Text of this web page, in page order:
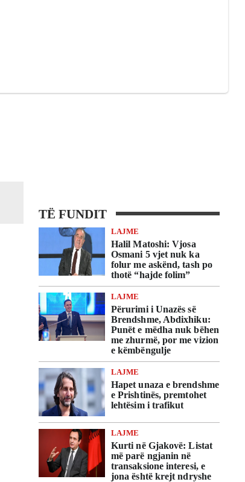
TË FUNDIT
LAJME
Halil Matoshi: Vjosa
Osmani 5 vjet nuk ka
folur me askënd, tash po
thotë “hajde folim”
LAJME
Përurimi i Unazës së
Brendshme, Abdixhiku:
Punët e mëdha nuk bëhen
me zhurmë, por me vizion
e këmbëngulje
LAJME
Hapet unaza e brendshme
e Prishtinës, premtohet
lehtësim i trafikut
LAJME
Kurti në Gjakovë: Listat
më parë ngjanin në
transaksione interesi, e
jona është krejt ndryshe